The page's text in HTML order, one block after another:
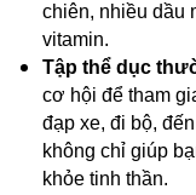
chiên, nhiều dầu
vitamin.
Tập thể dục
cơ hội để tham
đạp xe, đi bộ,
không chỉ giúp
khỏe tinh thần.